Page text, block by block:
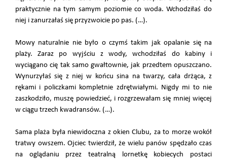
praktycznie na tym samym poziomie co woda. Wchodziłaś do
niej i zanurzałaś się przyzwoicie po pas. (…).
Mowy naturalnie nie było o czymś takim jak opalanie się na
plaży. Zaraz po wyjściu z wody, wchodziłaś do kabiny i
wyciągano cię tak samo gwałtownie, jak przedtem opuszczano.
Wynurzyłaś się z niej w końcu sina na twarzy, cała drżąca, z
rękami i policzkami kompletnie zdrętwiałymi. Nigdy mi to nie
zaszkodziło, muszę powiedzieć, i rozgrzewałam się mniej więcej
w ciągu trzech kwadransów. (…).
Sama plaża była niewidoczna z okien Clubu, za to morze wokół
tratwy owszem. Ojciec twierdził, że wielu panów spędzało czas
na oglądaniu przez teatralną lornetkę kobiecych postaci